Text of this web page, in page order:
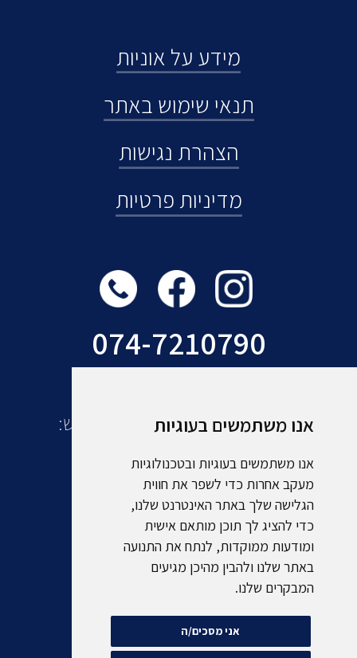
אנו משתמשים בעוגיות
אנו משתמשים בעוגיות ובטכנולוגיות
מעקב אחרות כדי לשפר את חווית
הגלישה שלך באתר האינטרנט שלנו,
כדי להציג לך תוכן מותאם אישית
ומודעות ממוקדות, לנתח את התנועה
באתר שלנו ולהבין מהיכן מגיעים
המבקרים שלנו.
אני מסכים/ה
מידע על אוניות
תנאי שימוש באתר
הצהרת נגישות
מדיניות פרטיות
074-7210790
עוד מקבוצת אמסלם תיירות ונופש: